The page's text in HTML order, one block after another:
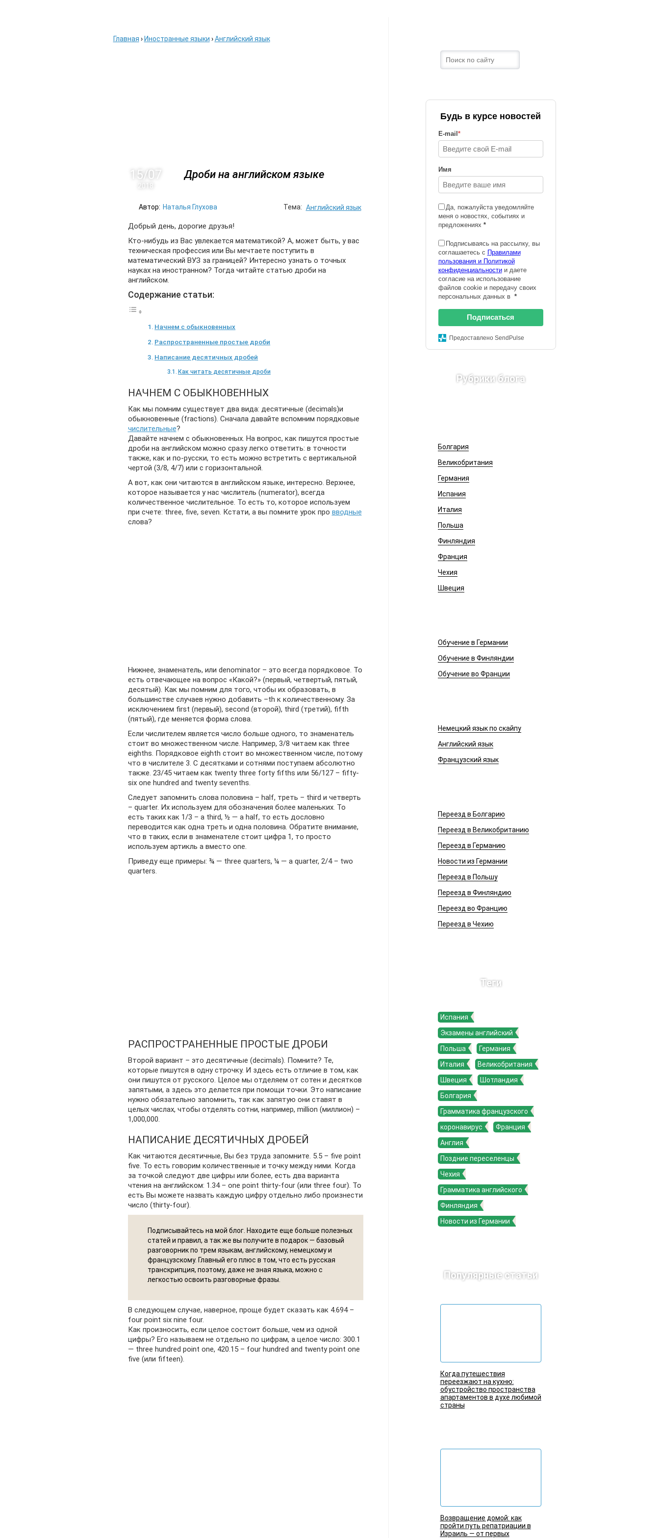
Главная › Иностранные языки ›Английский язык
Дроби на английском языке
15/07
2018
Автор: Наталья Глухова Тема: Английский язык
Добрый день, дорогие друзья!
Кто-нибудь из Вас увлекается математикой? А, может быть, у вас
техническая профессия или Вы мечтаете поступить в
математический ВУЗ за границей? Интересно узнать о точных
науках на иностранном? Тогда читайте статью дроби на
английском.
Содержание статьи:
Начнем с обыкновенных
Распространенные простые дроби
Написание десятичных дробей
Как читать десятичные дроби
НАЧНЕМ С ОБЫКНОВЕННЫХ
Как мы помним существует два вида: десятичные (decimals)и
обыкновенные (fractions). Сначала давайте вспомним порядковые
числительные?
Давайте начнем с обыкновенных. На вопрос, как пишутся простые
дроби на английском можно сразу легко ответить: в точности
также, как и по-русски, то есть можно встретить с вертикальной
чертой (3/8, 4/7) или с горизонтальной.
А вот, как они читаются в английском языке, интересно. Верхнее,
которое называется у нас числитель (numerator), всегда
количественное числительное. То есть то, которое используем
при счете: three, five, seven. Кстати, а вы помните урок про вводные
слова?
Нижнее, знаменатель, или denominator – это всегда порядковое. То
есть отвечающее на вопрос «Какой?» (первый, четвертый, пятый,
десятый). Как мы помним для того, чтобы их образовать, в
большинстве случаев нужно добавить –th к количественному. За
исключением first (первый), second (второй), third (третий), fifth
(пятый), где меняется форма слова.
Если числителем является число больше одного, то знаменатель
стоит во множественном числе. Например, 3/8 читаем как three
eighths. Порядковое eighth стоит во множественном числе, потому
что в числителе 3. С десятками и сотнями поступаем абсолютно
также. 23/45 читаем как twenty three forty fifths или 56/127 – fifty-
six one hundred and twenty sevenths.
Следует запомнить слова половина – half, треть – third и четверть
– quarter. Их используем для обозначения более маленьких. То
есть таких как 1/3 – a third, ½ — a half, то есть дословно
переводится как одна треть и одна половина. Обратите внимание,
что в таких, если в знаменателе стоит цифра 1, то просто
используем артикль a вместо one.
Приведу еще примеры: ¾ — three quarters, ¼ — a quarter, 2/4 – two
quarters.
РАСПРОСТРАНЕННЫЕ ПРОСТЫЕ ДРОБИ
Второй вариант – это десятичные (decimals). Помните? Те,
которые пишутся в одну строчку. И здесь есть отличие в том, как
они пишутся от русского. Целое мы отделяем от сотен и десятков
запятыми, а здесь это делается при помощи точки. Это написание
нужно обязательно запомнить, так как запятую они ставят в
целых числах, чтобы отделять сотни, например, million (миллион) –
1,000,000.
НАПИСАНИЕ ДЕСЯТИЧНЫХ ДРОБЕЙ
Как читаются десятичные, Вы без труда запомните. 5.5 – five point
five. То есть говорим количественные и точку между ними. Когда
за точкой следуют две цифры или более, есть два варианта
чтения на английском: 1.34 – one point thirty-four (или three four). То
есть Вы можете назвать каждую цифру отдельно либо произнести
число (thirty-four).
Подписывайтесь на мой блог. Находите еще больше полезных
статей и правил, а так же вы получите в подарок — базовый
разговорник по трем языкам, английскому, немецкому и
французскому. Главный его плюс в том, что есть русская
транскрипция, поэтому, даже не зная языка, можно с
легкостью освоить разговорные фразы.
В следующем случае, наверное, проще будет сказать как 4.694 –
four point six nine four.
Как произносить, если целое состоит больше, чем из одной
цифры? Его называем не отдельно по цифрам, а целое число: 300.1
— three hundred point one, 420.15 – four hundred and twenty point one
five (или fifteen).
Будь в курсе новостей
E-mail *
Имя
Да, пожалуйста уведомляйте
меня о новостях, событиях и
предложениях *
Подписываясь на рассылку, вы
соглашаетесь с Правилами
пользования и Политикой
конфиденциальностии даете
согласие на использование
файлов cookie и передачу своих
персональных данных в *
Подписаться
Предоставлено SendPulse
Рубрики блога
Болгария
Великобритания
Германия
Испания
Италия
Польша
Финляндия
Франция
Чехия
Швеция
Обучение в Германии
Обучение в Финляндии
Обучение во Франции
Немецкий язык по скайпу
Английский язык
Французский язык
Переезд в Болгарию
Переезд в Великобританию
Переезд в Германию
Новости из Германии
Переезд в Польшу
Переезд в Финляндию
Переезд во Францию
Переезд в Чехию
Теги
Испания
Экзамены английский
Польша
Германия
Италия
Великобритания
Швеция
Шотландия
Болгария
Грамматика французского
коронавирус
Франция
Англия
Поздние переселенцы
Чехия
Грамматика английского
Финляндия
Новости из Германии
Популярные статьи
Когда путешествия
переезжают на кухню:
обустройство пространства
апартаментов в духе любимой
страны
Возвращение домой: как
пройти путь репатриации в
Израиль — от первых